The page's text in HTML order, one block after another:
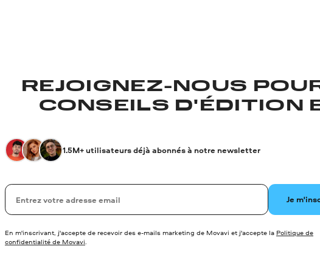
REJOIGNEZ-NOUS
CONSEILS D'ÉDITION
1.5M+ utilisateurs déjà abonnés à notre newsletter
Votre adresse de messagerie Je
En m'inscrivant, j'accepte de recevoir des e-mails marketing de Movavi et j'accepte la Politique de
confidentialité de Movavi.